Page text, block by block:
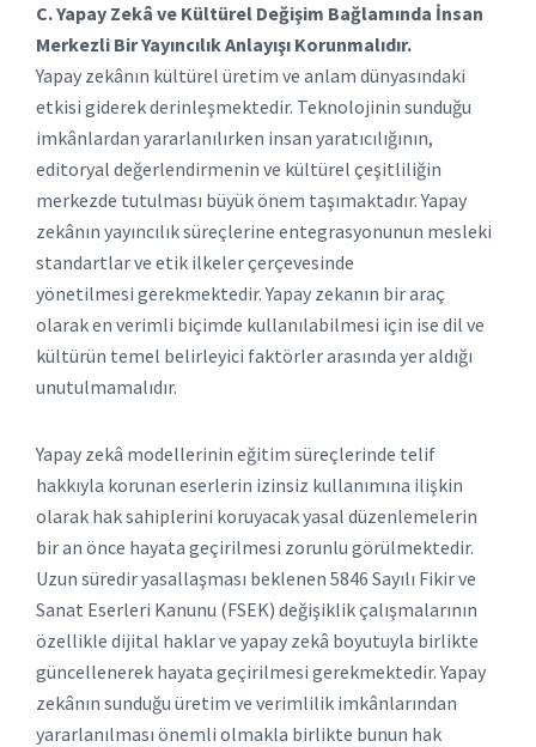
C. Yapay Zekâ ve Kültürel Değişim Bağlamında İnsan
Merkezli Bir Yayıncılık Anlayışı Korunmalıdır.
Yapay zekânın kültürel üretim ve anlam dünyasındaki
etkisi giderek derinleşmektedir. Teknolojinin sunduğu
imkânlardan yararlanılırken insan yaratıcılığının,
editoryal değerlendirmenin ve kültürel çeşitliliğin
merkezde tutulması büyük önem taşımaktadır. Yapay
zekânın yayıncılık süreçlerine entegrasyonunun mesleki
standartlar ve etik ilkeler çerçevesinde
yönetilmesi gerekmektedir. Yapay zekanın bir araç
olarak en verimli biçimde kullanılabilmesi için ise dil ve
kültürün temel belirleyici faktörler arasında yer aldığı
unutulmamalıdır.
Yapay zekâ modellerinin eğitim süreçlerinde telif
hakkıyla korunan eserlerin izinsiz kullanımına ilişkin
olarak hak sahiplerini koruyacak yasal düzenlemelerin
bir an önce hayata geçirilmesi zorunlu görülmektedir.
Uzun süredir yasallaşması beklenen 5846 Sayılı Fikir ve
Sanat Eserleri Kanunu (FSEK) değişiklik çalışmalarının
özellikle dijital haklar ve yapay zekâ boyutuyla birlikte
güncellenerek hayata geçirilmesi gerekmektedir. Yapay
zekânın sunduğu üretim ve verimlilik imkânlarından
yararlanılması önemli olmakla birlikte bunun hak